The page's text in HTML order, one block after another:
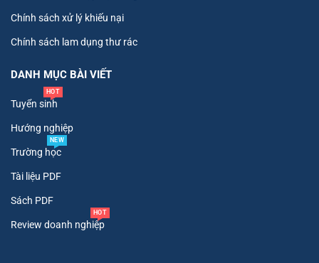
Chính sách xử lý khiếu nại
Chính sách lam dụng thư rác
DANH MỤC BÀI VIẾT
Tuyển sinh
HOT
Hướng nghiệp
Trường học
NEW
Tài liệu PDF
Sách PDF
Review doanh nghiệp
HOT